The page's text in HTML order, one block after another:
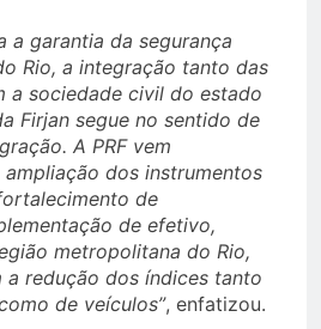
a garantia da segurança
Rio, a integração tanto das
a sociedade civil do estado
Firjan segue no sentido de
A PRF vem
dos instrumentos
de
de efetivo,
metropolitana do Rio,
redução dos índices tanto
de veículos”, enfatizou.